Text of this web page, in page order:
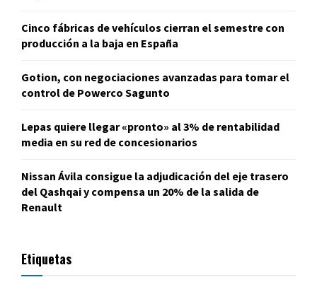
Cinco fábricas de vehículos cierran el semestre con
producción a la baja en España
Gotion, con negociaciones avanzadas para tomar el
control de Powerco Sagunto
Lepas quiere llegar «pronto» al 3% de rentabilidad
media en su red de concesionarios
Nissan Ávila consigue la adjudicación del eje trasero
del Qashqai y compensa un 20% de la salida de
Renault
Etiquetas